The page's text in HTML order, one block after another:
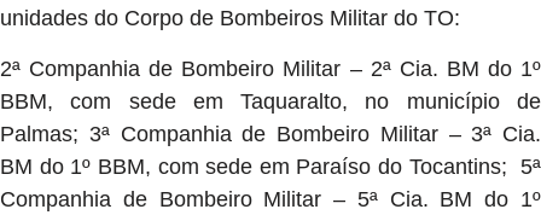
unidades do Corpo de Bombeiros Militar do TO:
2ª Companhia de Bombeiro Militar – 2ª Cia. BM do 1º
BBM, com sede em Taquaralto, no município de
Palmas; 3ª Companhia de Bombeiro Militar – 3ª Cia.
BM do 1º BBM, com sede em Paraíso do Tocantins; 5ª
Companhia de Bombeiro Militar – 5ª Cia. BM do 1º